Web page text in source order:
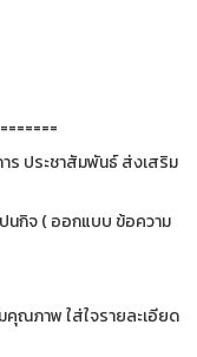
ร ประชาสัมพันธ์ ส่งเสริม
นกิจ ( ออกแบบ ข้อความ
ณภาพ ใส่ใจรายละเอียด